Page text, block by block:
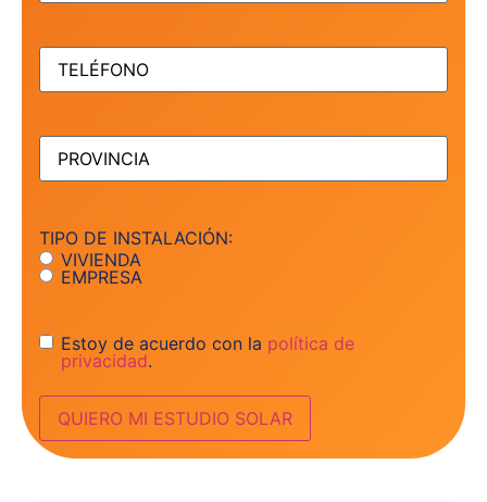
TELÉFONO(Obligatorio)
PROVINCIA (Obligatorio)
TIPO DE INSTALACIÓN:
VIVIENDA
EMPRESA
Consentimiento
Estoy de acuerdo con la política de
privacidad.